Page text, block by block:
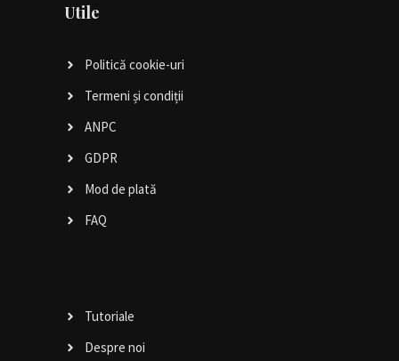
Utile
Politică cookie-uri
Termeni și condiții
ANPC
GDPR
Mod de plată
FAQ
Tutoriale
Despre noi